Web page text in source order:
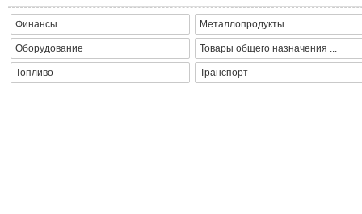
Финансы Металлопродукты
Оборудование Товары общего назначения ...
Топливо Транспорт